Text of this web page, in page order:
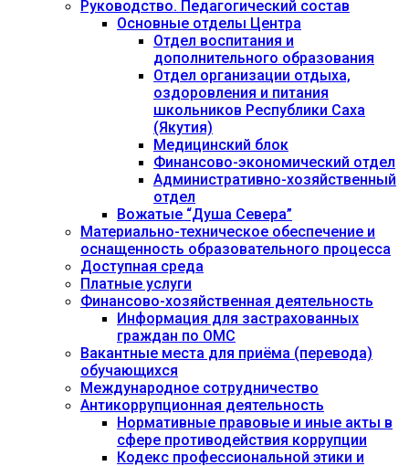
Руководство. Педагогический состав
Основные отделы Центра
Отдел воспитания и
дополнительного образования
Отдел организации отдыха,
оздоровления и питания
школьников Республики Саха
(Якутия)
Медицинский блок
Финансово-экономический отдел
Административно-хозяйственный
отдел
Вожатые “Душа Севера”
Материально-техническое обеспечение и
оснащенность образовательного процесса
Доступная среда
Платные услуги
Финансово-хозяйственная деятельность
Информация для застрахованных
граждан по ОМС
Вакантные места для приёма (перевода)
обучающихся
Международное сотрудничество
Антикоррупционная деятельность
Нормативные правовые и иные акты в
сфере противодействия коррупции
Кодекс профессиональной этики и